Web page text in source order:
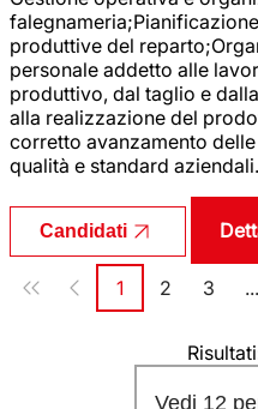
produttive del
personale addetto alle
produttivo, dal taglio e
alla realizzazione del
corretto avanzamento
qualità e standard aziendali.
Candidati
Paginazione
Pagina
1 Pagina
2 Pagina
3 ...
Vedi 12